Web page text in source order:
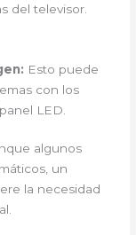
del televisor.
Esto puede
con los
LED.
algunos
un
la necesidad